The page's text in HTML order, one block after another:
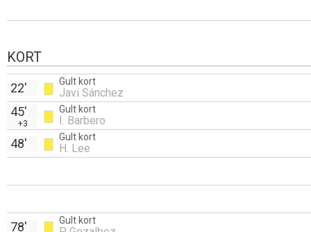
KORT
Gult kort
Javi Sánchez
22'
Gult kort
I. Barbero
45'
+3
Gult kort
H. Lee
48'
Gult kort
78'